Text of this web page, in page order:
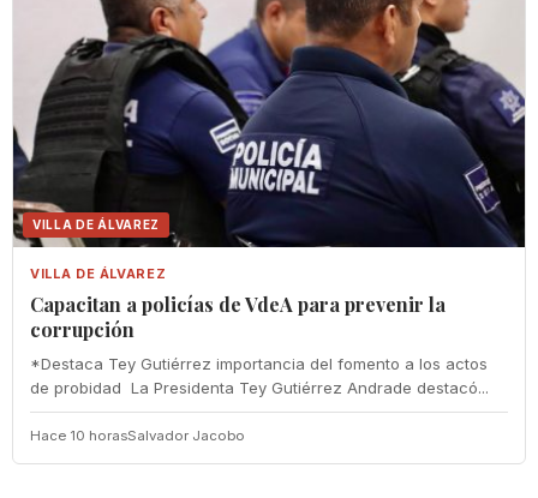
VILLA DE ÁLVAREZ
VILLA DE ÁLVAREZ
‎Capacitan a policías de VdeA ‎para prevenir la
corrupción
‎*Destaca Tey Gutiérrez importancia del fomento a los actos
de probidad ‎ La Presidenta Tey Gutiérrez Andrade destacó...
Hace 10 horasSalvador Jacobo